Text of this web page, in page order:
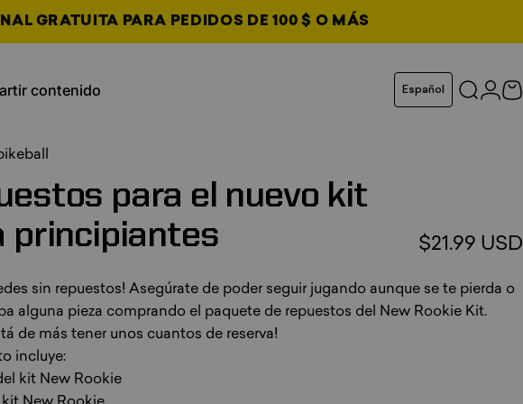
GRATUITA PARA PEDIDOS DE 100 $ O MÁS
contenido Español
Buscar
para el nuevo kit
principiantes $21.99 USD
sin repuestos! Asegúrate de poder seguir jugando aunque se te pierda o
alguna pieza comprando el paquete de repuestos del New Rookie Kit.
de más tener unos cuantos de reserva!
incluye:
kit New Rookie
una nueva pestaña
una nueva pestaña
una nueva pestaña